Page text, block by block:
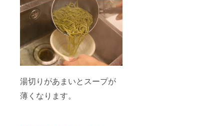
湯切りがあまいとスープが
薄くなります。